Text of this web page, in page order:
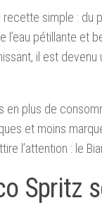
simple : du
l’eau pétillante et
il est devenu
en plus de
et moins
l’attention : le
Spritz